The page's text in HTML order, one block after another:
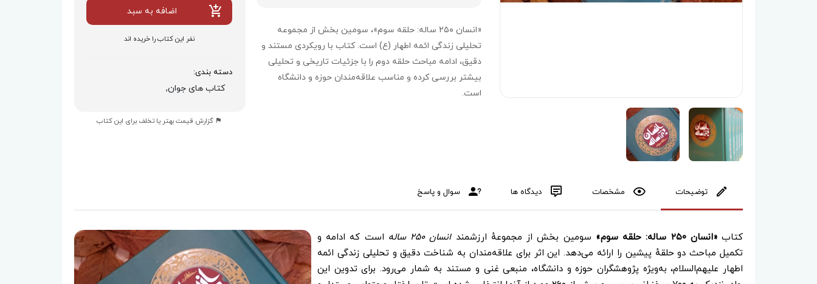
«انسان ۲۵۰ ساله: حلقه سوم»، سومین بخش از مجموعه
تحلیلی زندگی ائمه اطهار (ع) است. کتاب با رویکردی مستند و
دقیق، ادامه مباحث حلقه دوم را با جزئیات تاریخی و تحلیلی
بیشتر بررسی کرده و مناسب علاقه‌مندان حوزه و دانشگاه
است.
اضافه به سبد
نفر این کتاب را خریده اند
دسته بندی:
کتاب های جوان,
گزارش قیمت بهتر یا تخلف برای این کتاب
توضیحات مشخصات دیدگاه ها سوال و پاسخ
کتاب«انسان ۲۵۰ ساله: حلقه سوم» سومین بخش از مجموعهٔ ارزشمندانسان ۲۵۰ ساله
است که ادامه و
تکمیل مباحث دو حلقهٔ پیشین را ارائه می‌دهد. این اثر برای علاقه‌مندان به شناخت دقیق و تحلیلی زندگی ائمه
اطهار علیهم‌السلام، به‌ویژه پژوهشگران حوزه و دانشگاه، منبعی غنی و مستند به شمار می‌رود. برای تدوین این